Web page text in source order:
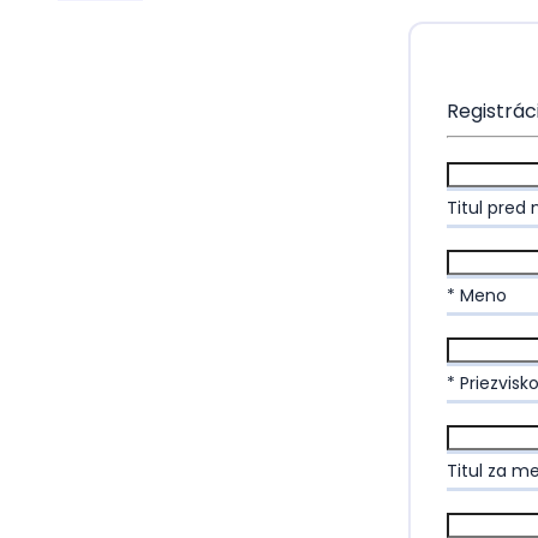
Titul pred
* Meno
* Priezvisko
Titul za